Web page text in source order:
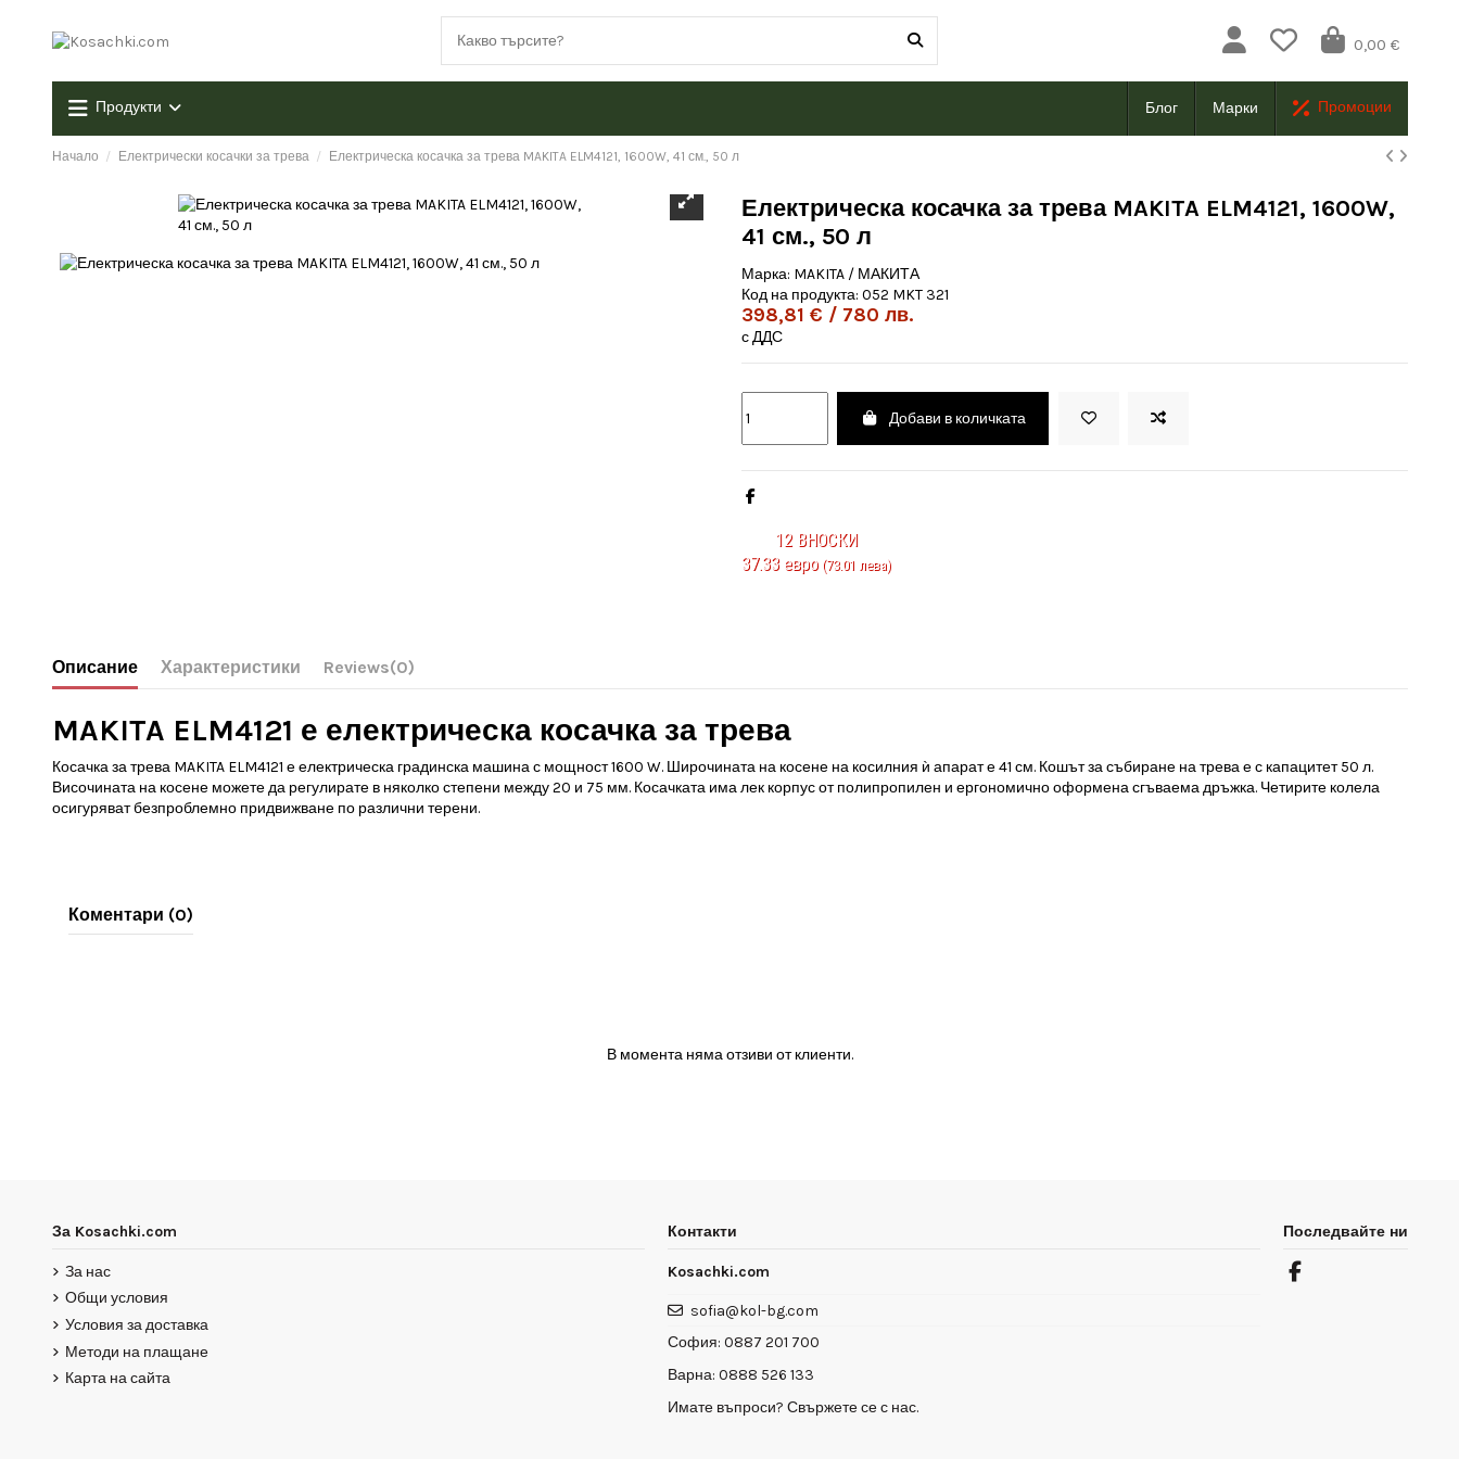
0,00 €
Продукти Промоции
Марки
Блог
Начало Електрически косачки за трева Електрическа косачка за трева MAKITA ELM4121, 1600W, 41 см., 50 л
Електрическа косачка за трева MAKITA ELM4121, 1600W,
41 см., 50 л
Марка: MAKITA / МАКИТА
Код на продукта: 052 MKT 321
398,81 € / 780 лв.
с ДДС
Добави в количката
12ВНОСКИ
37.33 евро(73.01 лева)
Описание Характеристики Reviews(0)
MAKITA ELM4121 е електрическа косачка за трева
Косачка за трева MAKITA ELM4121 е електрическа градинска машина с мощност 1600 W. Широчината на косене на косилния ѝ апарат е 41 см. Кошът за събиране на трева е с капацитет 50 л.
Височината на косене можете да регулирате в няколко степени между 20 и 75 мм. Косачката има лек корпус от полипропилен и ергономично оформена сгъваема дръжка. Четирите колела
осигуряват безпроблемно придвижване по различни терени.
Коментари (0)
В момента няма отзиви от клиенти.
За Kosachki.com
За нас
Общи условия
Условия за доставка
Методи на плащане
Карта на сайта
Контакти
Kosachki.com
sofia@kol-bg.com
София: 0887 201 700
Варна: 0888 526 133
Имате въпроси? Свържете се с нас.
Последвайте ни